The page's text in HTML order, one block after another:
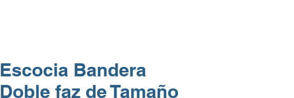
Escocia Bandera
Doble faz de Tamaño